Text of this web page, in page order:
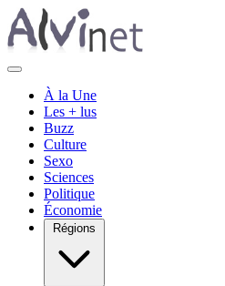
À la Une
Les + lus
Buzz
Culture
Sexo
Sciences
Politique
Économie
Régions